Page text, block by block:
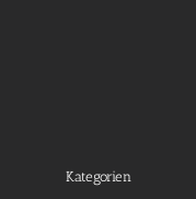
Kategorien